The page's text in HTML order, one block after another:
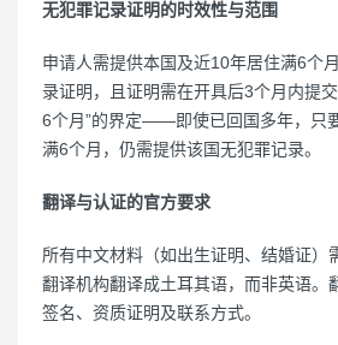
无犯罪记录证明的时效性与范围
申请人需提供本国及近10年居住满6个
录证明，且证明需在开具后3个月内提
6个月”的界定——即使已回国多年，只
满6个月，仍需提供该国无犯罪记录。
翻译与认证的官方要求
所有中文材料（如出生证明、结婚证）
翻译机构翻译成土耳其语，而非英语。
签名、资质证明及联系方式。